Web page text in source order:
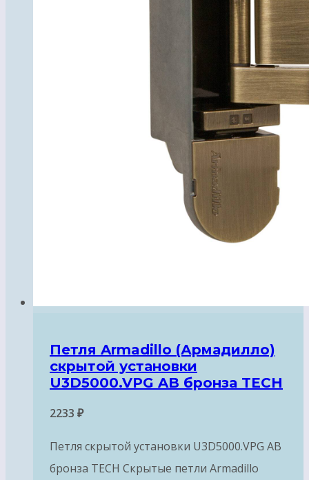
Петля Armadillo (Армадилло)
скрытой установки
U3D5000.VPG AB бронза TECH
2233 ₽
Петля скрытой установки U3D5000.VPG AB
бронза TECH Скрытые петли Armadillo